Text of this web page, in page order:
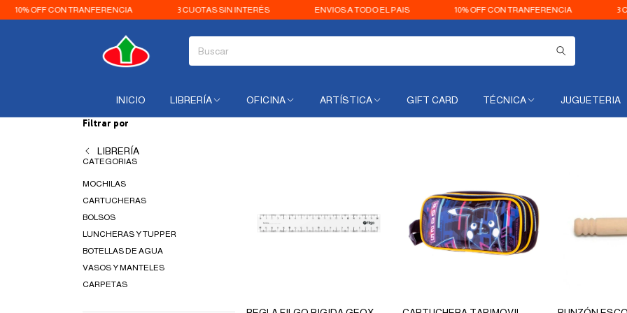
CON TRANFERENCIA 3 CUOTAS SIN INTERÉS ENVIOS A TODO EL PAIS 10% OFF CON TRANFERENCIA 3 CUOTAS
INICIO LIBRERÍA OFICINA ARTÍSTICA GIFT CARD TÉCNICA JUGUETERIA
Filtrar por
LIBRERÍA
CATEGORIAS
MOCHILAS
CARTUCHERAS
BOLSOS
LUNCHERAS Y TUPPER
BOTELLAS DE AGUA
VASOS Y MANTELES
CARPETAS